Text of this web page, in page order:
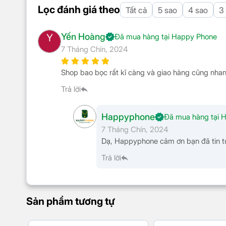
Nồi lẩu đa năng Bear DHG-C40W2 mang trên mình
lớn thực phẩm cùng khay hấp dung tích 3.5L, khay
Lọc đánh giá theo Tất cả 5 sao 4 sao 3
Y Yến Hoàng
Đã mua hàng tại Happy Phone
7 Tháng Chín, 2024
Shop bao bọc rất kĩ càng và giao hàng cũng
Trả lời
Happyphone
Đã mua hàng tại
7 Tháng Chín, 2024
Dạ, Happyphone cảm ơn bạn đã tin
Trả lời
Sản phẩm tương tự